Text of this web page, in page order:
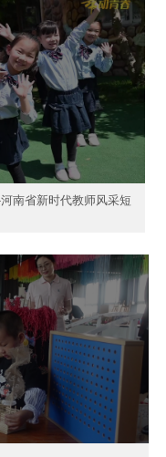
南省新时代教师风采短